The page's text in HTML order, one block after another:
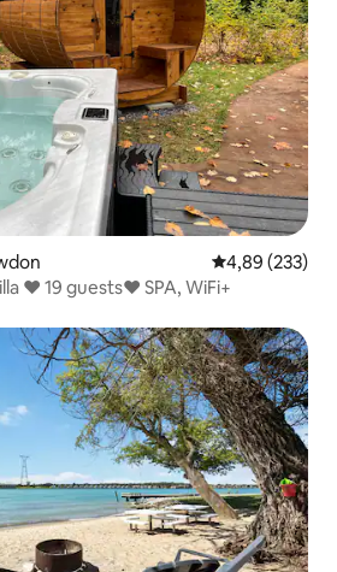
Průměrné
4,89 (233)
❤️ 19 guests❤️ SPA, WiFi+